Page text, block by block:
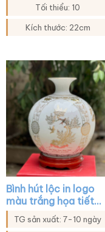
Tối thiểu: 10
Kích thước: 22cm
Bình hút lộc in logo
màu trắng họa tiết
mẫu đơn chim trĩ XG-
BHL10
TG sản xuất: 7-10 ngày